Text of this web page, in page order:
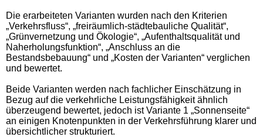
Die erarbeiteten Varianten wurden nach den Kriterien
„Verkehrsfluss“, „freiräumlich-städtebauliche Qualität“,
„Grünvernetzung und Ökologie“, „Aufenthaltsqualität und
Naherholungsfunktion“, „Anschluss an die
Bestandsbebauung“ und „Kosten der Varianten“ verglichen
und bewertet.
Beide Varianten werden nach fachlicher Einschätzung in
Bezug auf die verkehrliche Leistungsfähigkeit ähnlich
überzeugend bewertet, jedoch ist Variante 1 „Sonnenseite“
an einigen Knotenpunkten in der Verkehrsführung klarer und
übersichtlicher strukturiert.